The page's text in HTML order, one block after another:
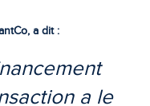
a dit :
a le